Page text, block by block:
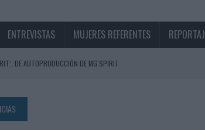
ENTREVISTAS MUJERES REFERENTES
DE AUTOPRODUCCIÓN DE MG SPIRIT
UNA ESTRATEGIA 360º CENTRADA EN EL ORIGEN BARCELONÉS